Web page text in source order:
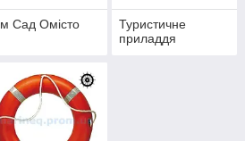
Сад Омісто
Туристичне
приладдя